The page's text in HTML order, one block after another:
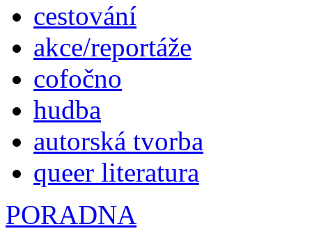
cestování
akce/reportáže
cofočno
hudba
autorská tvorba
queer literatura
PORADNA